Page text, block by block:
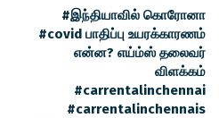
#இந்தியாவில் கொரோனா
#covid பாதிப்பு உயரக்காரணம்
என்ன? எய்ம்ஸ் தலைவர்
விளக்கம்
#carrentalinchennai
#carrentalinchennais